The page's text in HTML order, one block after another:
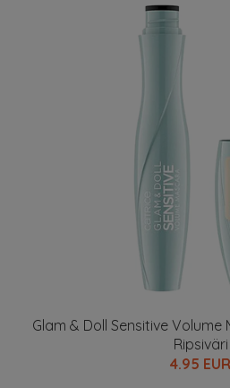
Glam & Doll Sensitive
Ripsiväri
4.95 EUR